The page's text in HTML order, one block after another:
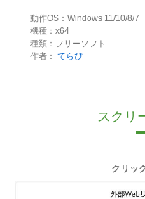
動作OS：Windows 11/10/8/7
機種：x64
種類：フリーソフト
作者： てらぴ
スクリ
クリッ